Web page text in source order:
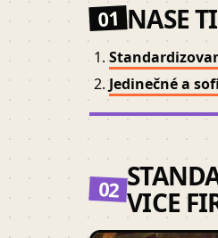
01 NASE
Jedinečné a
02 VICE